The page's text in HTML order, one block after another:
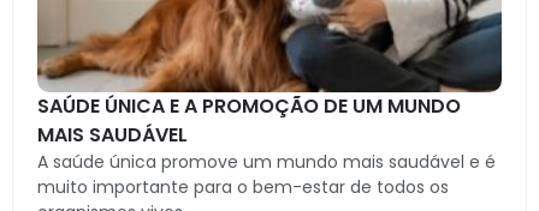
SAÚDE ÚNICA E A PROMOÇÃO DE UM MUNDO
MAIS SAUDÁVEL
A saúde única promove um mundo mais saudável e é
muito importante para o bem-estar de todos os